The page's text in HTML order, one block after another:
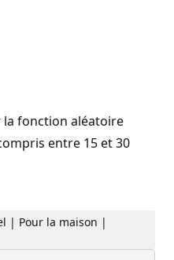
la fonction aléatoire
entre 15 et 30
| Pour la maison |